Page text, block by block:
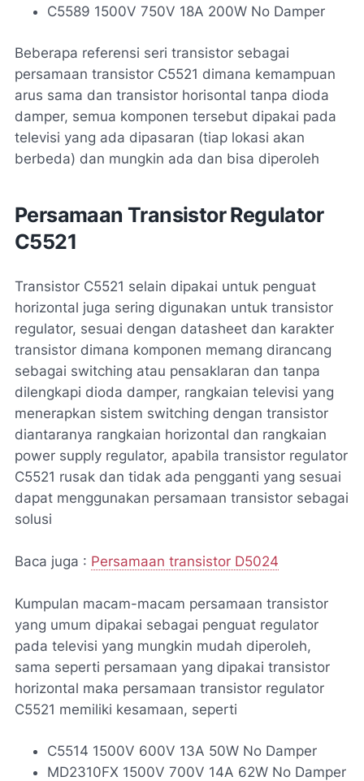
C5589 1500V 750V 18A 200W No Damper
Beberapa referensi seri transistor sebagai
persamaan transistor C5521 dimana kemampuan
arus sama dan transistor horisontal tanpa dioda
damper, semua komponen tersebut dipakai pada
televisi yang ada dipasaran (tiap lokasi akan
berbeda) dan mungkin ada dan bisa diperoleh
Persamaan Transistor Regulator
C5521
Transistor C5521 selain dipakai untuk penguat
horizontal juga sering digunakan untuk transistor
regulator, sesuai dengan datasheet dan karakter
transistor dimana komponen memang dirancang
sebagai switching atau pensaklaran dan tanpa
dilengkapi dioda damper, rangkaian televisi yang
menerapkan sistem switching dengan transistor
diantaranya rangkaian horizontal dan rangkaian
power supply regulator, apabila transistor regulator
C5521 rusak dan tidak ada pengganti yang sesuai
dapat menggunakan persamaan transistor sebagai
solusi
Baca juga : Persamaan transistor D5024
Kumpulan macam-macam persamaan transistor
yang umum dipakai sebagai penguat regulator
pada televisi yang mungkin mudah diperoleh,
sama seperti persamaan yang dipakai transistor
horizontal maka persamaan transistor regulator
C5521 memiliki kesamaan, seperti
C5514 1500V 600V 13A 50W No Damper
MD2310FX 1500V 700V 14A 62W No Damper